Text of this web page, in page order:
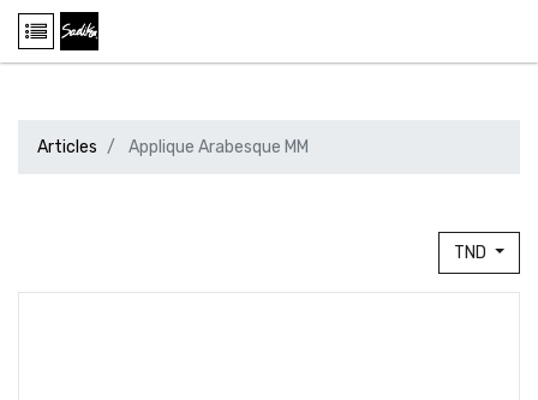
Articles Applique Arabesque MM
TND